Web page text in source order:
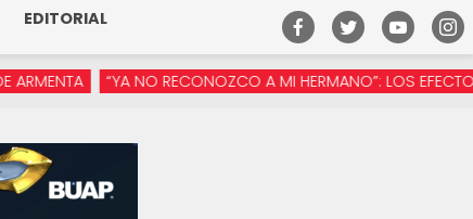
EDITORIAL
“YA NO RECONOZCO A MI HERMANO”: LOS EFECTOS DE LA